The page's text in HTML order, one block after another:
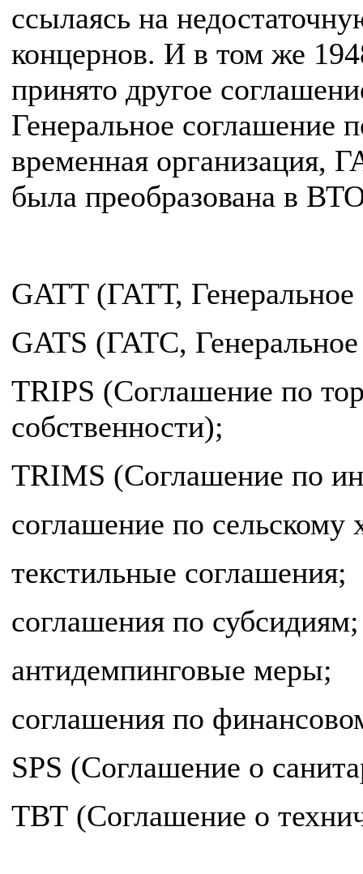
ссылаясь на
концернов. И в том же
принято другое
Генеральное соглашение
временная организация,
была преобразована в
GATT (ГАТТ,
GATS (ГАТС,
TRIPS (Соглашение по
собственности);
TRIMS (Соглашение по
соглашение по сельскому
текстильные соглашения;
соглашения по субсидиям;
антидемпинговые меры;
соглашения по
SPS (Соглашение о
ТВТ (Соглашение о